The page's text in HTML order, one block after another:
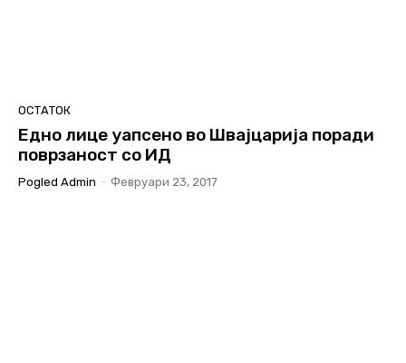
ОСТАТОК
Едно лице уапсено во Швајцарија поради
поврзаност со ИД
Pogled Admin - Февруари 23, 2017